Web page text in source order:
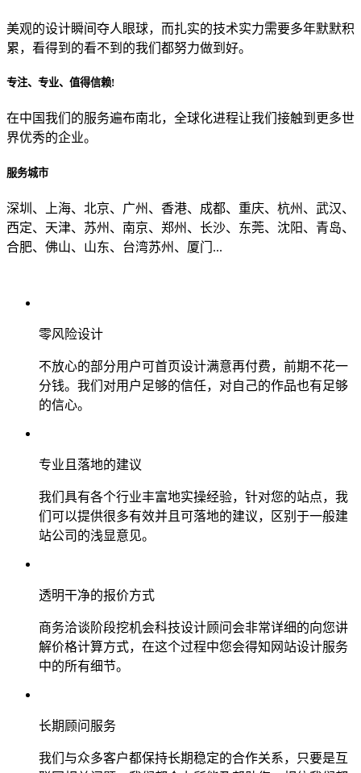
目前主要的营销渠道是？
美观的设计瞬间夺人眼球，而扎实的技术实力需要多年默默积
累，看得到的看不到的我们都努力做到好。
专注、专业、值得信赖!
在中国我们的服务遍布南北，全球化进程让我们接触到更多世
界优秀的企业。
服务城市
深圳、上海、北京、广州、香港、成都、重庆、杭州、武汉、
西定、天津、苏州、南京、郑州、长沙、东莞、沈阳、青岛、
合肥、佛山、山东、台湾苏州、厦门...
零风险设计
不放心的部分用户可首页设计满意再付费，前期不花一
分钱。我们对用户足够的信任，对自己的作品也有足够
的信心。
专业且落地的建议
我们具有各个行业丰富地实操经验，针对您的站点，我
们可以提供很多有效并且可落地的建议，区别于一般建
站公司的浅显意见。
透明干净的报价方式
商务洽谈阶段挖机会科技设计顾问会非常详细的向您讲
解价格计算方式，在这个过程中您会得知网站设计服务
中的所有细节。
长期顾问服务
我们与众多客户都保持长期稳定的合作关系，只要是互